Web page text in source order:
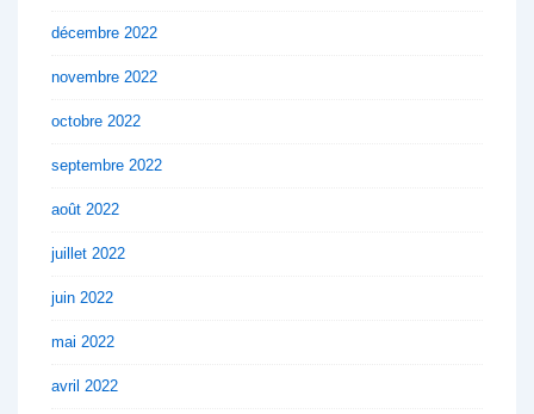
décembre 2022
novembre 2022
octobre 2022
septembre 2022
août 2022
juillet 2022
juin 2022
mai 2022
avril 2022